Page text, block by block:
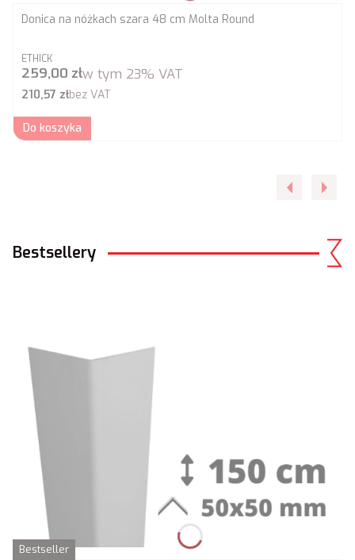
Donica na nóżkach szara 48 cm Molta Round
PRODUCENT
ETHICK
Cena brutto
259,00 złw tym 23% VAT
Cena netto
210,57 złbez VAT
Do koszyka
Bestsellery
Bestseller